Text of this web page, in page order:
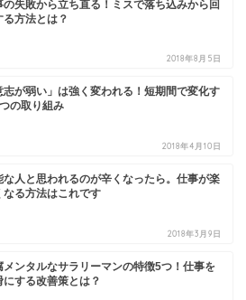
の失敗から立ち直る！ミスで落ち込みから回
る方法とは？
2018年8月5日
志が弱い」は強く変われる！短期間で変化す
の取り組み
2018年4月10日
な人と思われるのが辛くなったら。仕事が楽
なる方法はこれです
2018年3月9日
メンタルなサラリーマンの特徴5つ！仕事を
にする改善策とは？